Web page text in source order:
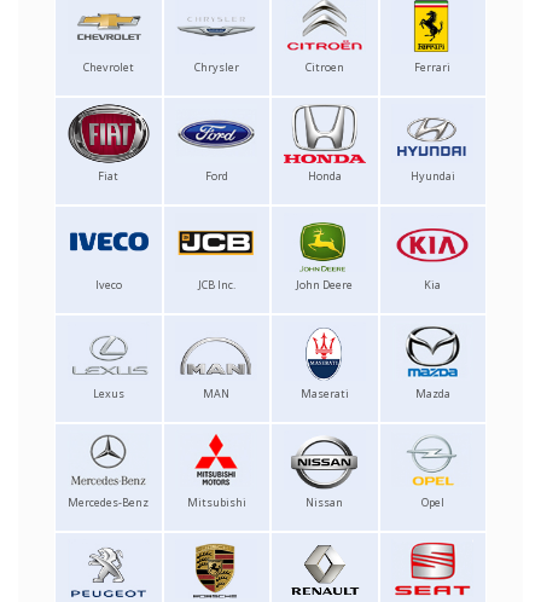
Chevrolet Chrysler Citroen Ferrari
Fiat Ford Honda Hyundai
Iveco JCB Inc. John Deere Kia
Lexus MAN Maserati Mazda
Mercedes-Benz Mitsubishi Nissan Opel